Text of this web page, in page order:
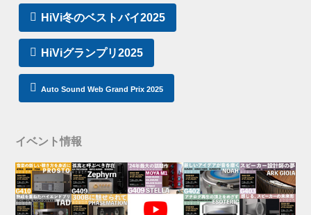
HiVi冬のベストバイ2025
HiViグランプリ2025
Auto Sound Web Grand Prix 2025
イベント情報